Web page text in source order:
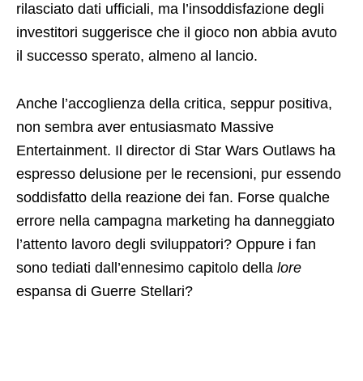
rilasciato dati ufficiali, ma l’insoddisfazione degli
investitori suggerisce che il gioco non abbia avuto
il successo sperato, almeno al lancio.
Anche l’accoglienza della critica, seppur positiva,
non sembra aver entusiasmato Massive
Entertainment. Il director di Star Wars Outlaws ha
espresso delusione per le recensioni, pur essendo
soddisfatto della reazione dei fan. Forse qualche
errore nella campagna marketing ha danneggiato
l’attento lavoro degli sviluppatori? Oppure i fan
sono tediati dall’ennesimo capitolo della lore
espansa di Guerre Stellari?